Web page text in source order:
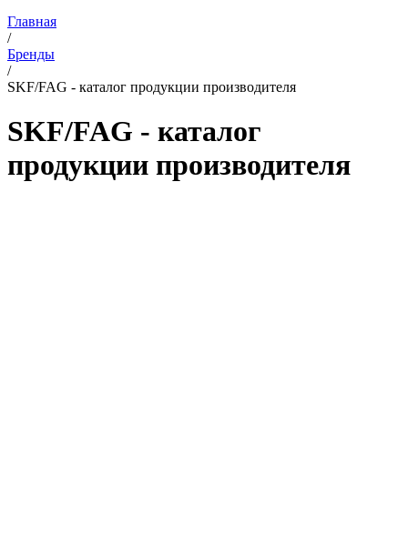
Главная
/
Бренды
/
SKF/FAG - каталог продукции производителя
SKF/FAG - каталог
продукции производителя